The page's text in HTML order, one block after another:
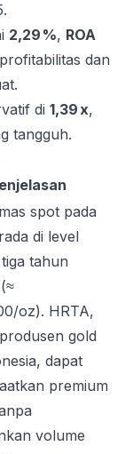
2,29 %, ROA
dan
di 1,39 x,
tangguh.
spot pada
di level
tahun
oz). HRTA,
gold
dapat
premium
volume